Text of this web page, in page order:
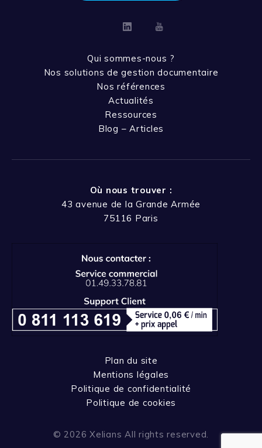
LinkedinYoutube
Qui sommes-nous ?
Nos solutions de gestion documentaire
Nos références
Actualités
Ressources
Blog – Articles
Où nous trouver :
43 avenue de la Grande Armée
75116 Paris
Plan du site
Mentions légales
Politique de confidentialité
Politique de cookies
© 2026 Xelians All rights reserved.